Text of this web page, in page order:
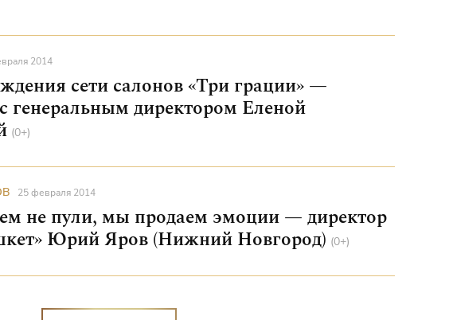
2014
сети салонов «Три грации» —
генеральным директором Еленой
(0+)
25 февраля 2014
не пули, мы продаем эмоции — директор
Юрий Яров (Нижний Новгород) (0+)